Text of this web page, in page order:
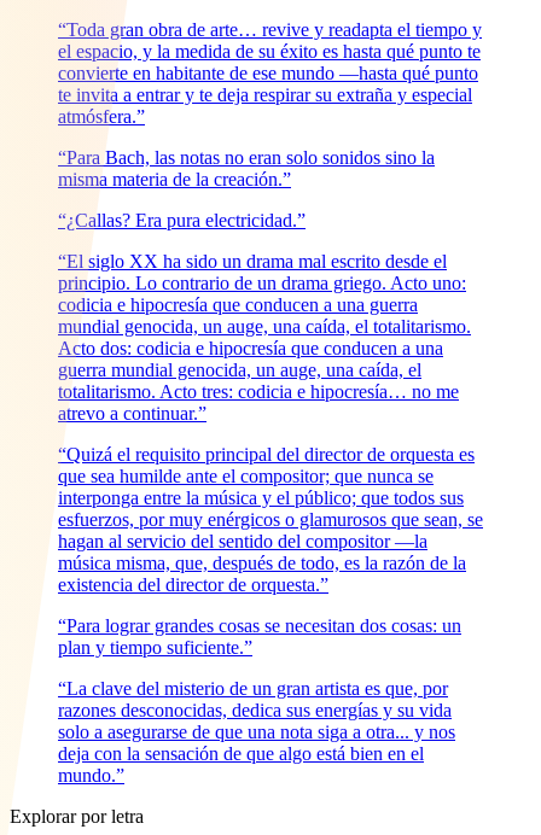
“Toda gran obra de arte… revive y readapta el tiempo y
el espacio, y la medida de su éxito es hasta qué punto te
convierte en habitante de ese mundo —hasta qué punto
te invita a entrar y te deja respirar su extraña y especial
atmósfera.”
“Para Bach, las notas no eran solo sonidos sino la
misma materia de la creación.”
“¿Callas? Era pura electricidad.”
“El siglo XX ha sido un drama mal escrito desde el
principio. Lo contrario de un drama griego. Acto uno:
codicia e hipocresía que conducen a una guerra
mundial genocida, un auge, una caída, el totalitarismo.
Acto dos: codicia e hipocresía que conducen a una
guerra mundial genocida, un auge, una caída, el
totalitarismo. Acto tres: codicia e hipocresía… no me
atrevo a continuar.”
“Quizá el requisito principal del director de orquesta es
que sea humilde ante el compositor; que nunca se
interponga entre la música y el público; que todos sus
esfuerzos, por muy enérgicos o glamurosos que sean, se
hagan al servicio del sentido del compositor —la
música misma, que, después de todo, es la razón de la
existencia del director de orquesta.”
“Para lograr grandes cosas se necesitan dos cosas: un
plan y tiempo suficiente.”
“La clave del misterio de un gran artista es que, por
razones desconocidas, dedica sus energías y su vida
solo a asegurarse de que una nota siga a otra... y nos
deja con la sensación de que algo está bien en el
mundo.”
Explorar por letra